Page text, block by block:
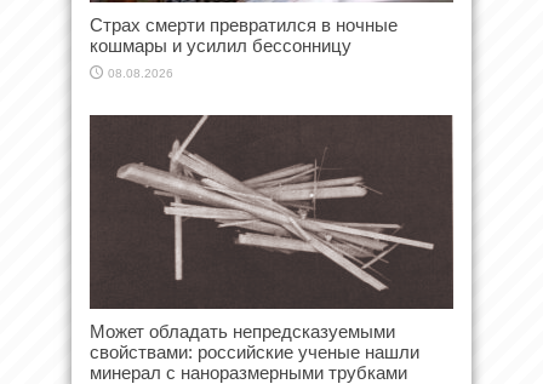
Страх смерти превратился в ночные
кошмары и усилил бессонницу
08.08.2026
Может обладать непредсказуемыми
свойствами: российские ученые нашли
минерал с наноразмерными трубками